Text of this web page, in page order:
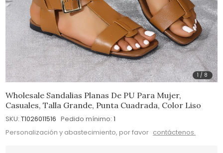
1 / 8
Wholesale Sandalias Planas De PU Para Mujer,
Casuales, Talla Grande, Punta Cuadrada, Color Liso
SKU: T1026011516 Pedido mínimo: 1
Personalización y abastecimiento, por favor contáctenos.